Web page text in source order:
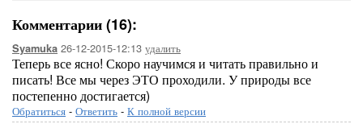
Комментарии (16):
Syamuka 26-12-2015-12:13 удалить
Теперь все ясно! Скоро научимся и читать правильно и
писать! Все мы через ЭТО проходили. У природы все
постепенно достигается)
Обратиться - Ответить - К полной версии